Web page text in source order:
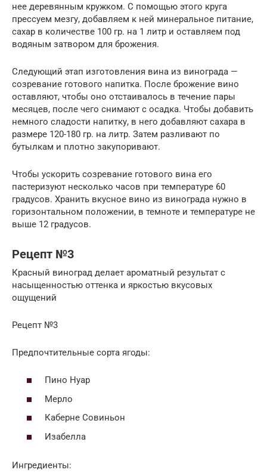
нее деревянным кружком. С помощью этого круга
прессуем мезгу, добавляем к ней минеральное питание,
сахар в количестве 100 гр. на 1 литр и оставляем под
водяным затвором для брожения.
Следующий этап изготовления вина из винограда —
созревание готового напитка. После брожение вино
оставляют, чтобы оно отстаивалось в течение пары
месяцев, после чего снимают с осадка. Чтобы добавить
немного сладости напитку, в него добавляют сахара в
размере 120-180 гр. на литр. Затем разливают по
бутылкам и плотно закупоривают.
Чтобы ускорить созревание готового вина его
пастеризуют несколько часов при температуре 60
градусов. Хранить вкусное вино из винограда нужно в
горизонтальном положении, в темноте и температуре не
выше 12 градусов.
Рецепт №3
Красный виноград делает ароматный результат с
насыщенностью оттенка и яркостью вкусовых
ощущений
Рецепт №3
Предпочтительные сорта ягоды:
Пино Нуар
Мерло
Каберне Совиньон
Изабелла
Ингредиенты: